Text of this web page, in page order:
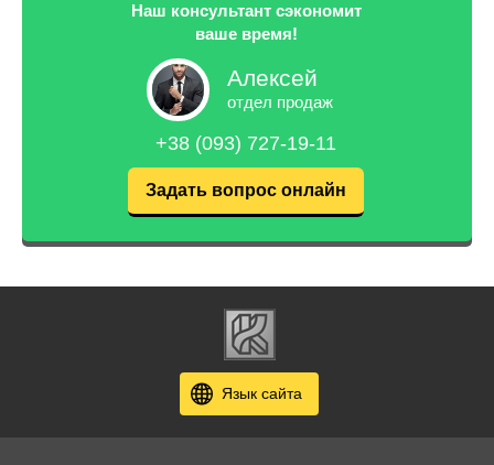
Наш консультант сэкономит
ваше время!
Алексей
отдел продаж
+38 (093) 727-19-11
Задать вопрос онлайн
Язык сайта